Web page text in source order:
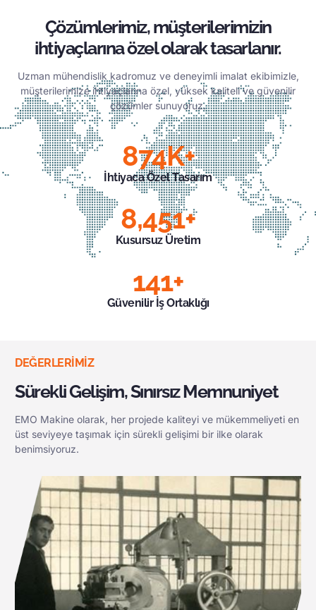
Çözümlerimiz, müşterilerimizin
ihtiyaçlarına özel olarak tasarlanır.
Uzman mühendislik kadromuz ve deneyimli imalat ekibimizle,
müşterilerimize ihtiyaçlarına özel, yüksek kaliteli ve güvenilir
çözümler sunuyoruz.
İhtiyaca Özel Tasarım
874K+
Kusursuz Üretim
8,451+
Güvenilir İş Ortaklığı
141+
DEĞERLERIMIZ
Sürekli Gelişim, Sınırsız Memnuniyet
EMO Makine olarak, her projede kaliteyi ve mükemmeliyeti en
üst seviyeye taşımak için sürekli gelişimi bir ilke olarak
benimsiyoruz.